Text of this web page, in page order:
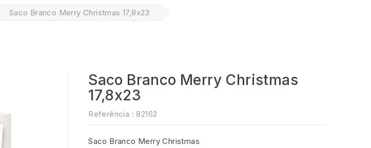
Saco Branco Merry Christmas 17,8x23
Saco Branco Merry Christmas
17,8x23
Referência : 82162
Saco Branco Merry Christmas